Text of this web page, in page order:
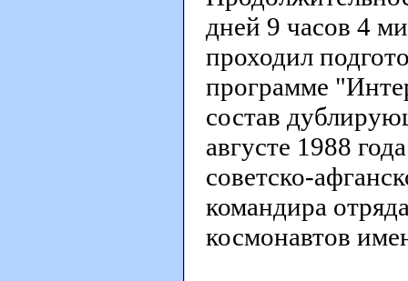
дней 9 часов 4
проходил
программе
состав
августе 1988
советско-
командира
космонавтов